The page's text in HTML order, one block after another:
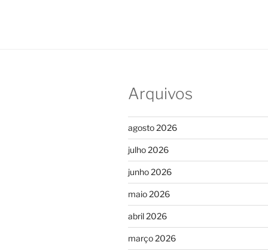
Arquivos
agosto 2026
julho 2026
junho 2026
maio 2026
abril 2026
março 2026